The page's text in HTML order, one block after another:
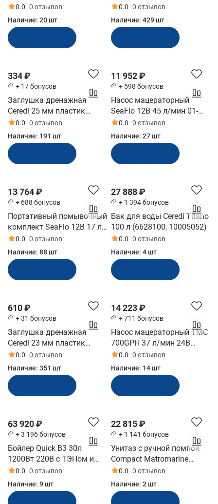
(06604, 10014904)
0.0 0 отзывов
Наличие: 20 шт
(6016_80B)
0.0 0 отзывов
Наличие: 429 шт
334 ₽
+ 17 бонусов
Заглушка дренажная
Ceredi 25 мм пластик
(6021)
0.0 0 отзывов
Наличие: 191 шт
11 952 ₽
+ 598 бонусов
Насос мацераторный
SeaFlo 12В 45 л/мин 01-
Series (SFMP1-120-01)
0.0 0 отзывов
Наличие: 27 шт
13 764 ₽
+ 688 бонусов
Портативный помывочный
комплект SeaFlo 12В 17 л/
мин (SFWP1-045-070-41)
0.0 0 отзывов
Наличие: 88 шт
27 888 ₽
+ 1 394 бонусов
Бак для воды Ceredi Titano
100 л (6628100, 10005052)
0.0 0 отзывов
Наличие: 4 шт
610 ₽
+ 31 бонусов
Заглушка дренажная
Ceredi 23 мм пластик
(6018_23, 10256218)
0.0 0 отзывов
Наличие: 351 шт
14 223 ₽
+ 711 бонусов
Насос мацераторный TMC
700GPH 37 л/мин 24В
(06205_24, 10017154)
0.0 0 отзывов
Наличие: 14 шт
63 920 ₽
+ 3 196 бонусов
Бойлер Quick В3 30л
1200Вт 220В с ТЭНом и
теплообменником
(10243917)
0.0 0 отзывов
Наличие: 9 шт
22 815 ₽
+ 1 141 бонусов
Унитаз с ручной помпой
Compact Matromarine
(6600200700)
0.0 0 отзывов
Наличие: 2 шт